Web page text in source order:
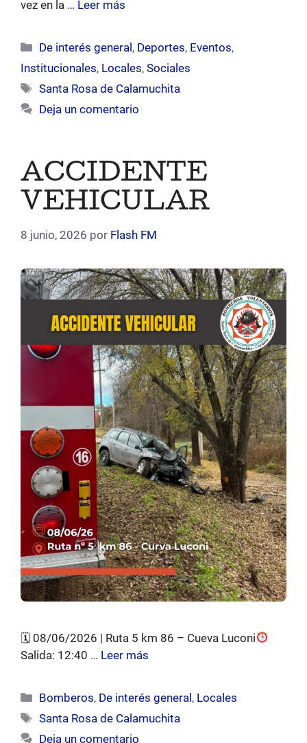
vez en la … Leer más
Categorías
De interés general , Deportes, Eventos,
Institucionales, Locales, Sociales
Etiquetas
Santa Rosa de Calamuchita
Deja un comentario
ACCIDENTE
VEHICULAR
8 junio, 2026 por Flash FM
🗓 08/06/2026 | Ruta 5 km 86 – Cueva Luconi
Salida: 12:40 … Leer más
Categorías
Bomberos, De interés general, Locales
Etiquetas
Santa Rosa de Calamuchita
Deja un comentario